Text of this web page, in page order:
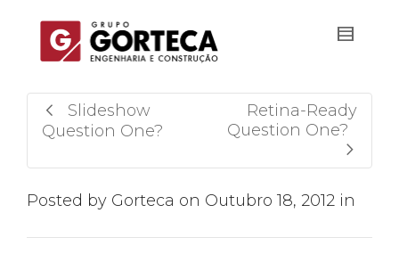
Slideshow
Question One?
Retina-Ready
Question One?
Posted by Gorteca on Outubro 18, 2012 in